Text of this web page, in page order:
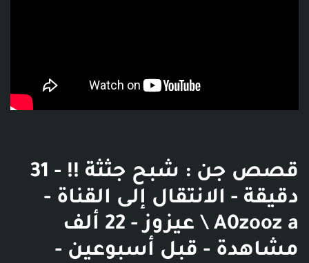
قصص جن : شبح جثثة !! - 31
دقيقة - الانتقال إلى القناة -
A0zooz a \ عيزوز - 22 ألف
مشاهدة - قبل أسبوعين -